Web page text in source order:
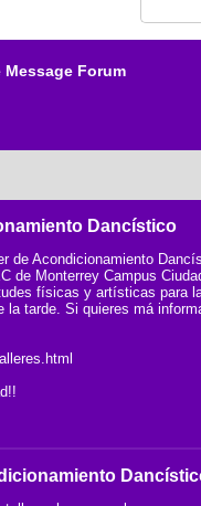
Message Forum
Dancístico
de Acondicionamiento
de Monterrey Campus
físicas y artísticas para
la tarde. Si quieres má